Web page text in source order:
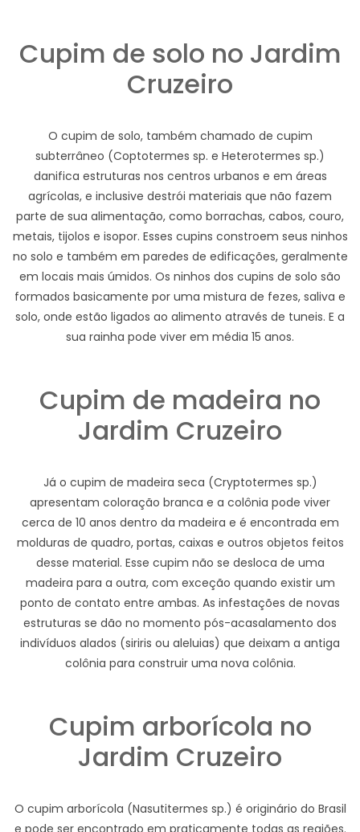
Cupim de solo no Jardim
Cruzeiro
O cupim de solo, também chamado de cupim
subterrâneo (Coptotermes sp. e Heterotermes sp.)
danifica estruturas nos centros urbanos e em áreas
agrícolas, e inclusive destrói materiais que não fazem
parte de sua alimentação, como borrachas, cabos, couro,
metais, tijolos e isopor. Esses cupins constroem seus ninhos
no solo e também em paredes de edificações, geralmente
em locais mais úmidos. Os ninhos dos cupins de solo são
formados basicamente por uma mistura de fezes, saliva e
solo, onde estão ligados ao alimento através de tuneis. E a
sua rainha pode viver em média 15 anos.
Cupim de madeira no
Jardim Cruzeiro
Já o cupim de madeira seca (Cryptotermes sp.)
apresentam coloração branca e a colônia pode viver
cerca de 10 anos dentro da madeira e é encontrada em
molduras de quadro, portas, caixas e outros objetos feitos
desse material. Esse cupim não se desloca de uma
madeira para a outra, com exceção quando existir um
ponto de contato entre ambas. As infestações de novas
estruturas se dão no momento pós-acasalamento dos
indivíduos alados (siriris ou aleluias) que deixam a antiga
colônia para construir uma nova colônia.
Cupim arborícola no
Jardim Cruzeiro
O cupim arborícola (Nasutitermes sp.) é originário do Brasil
e pode ser encontrado em praticamente todas as regiões.